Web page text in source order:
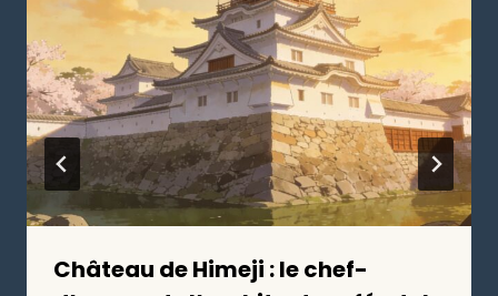
Château de Himeji : le chef-